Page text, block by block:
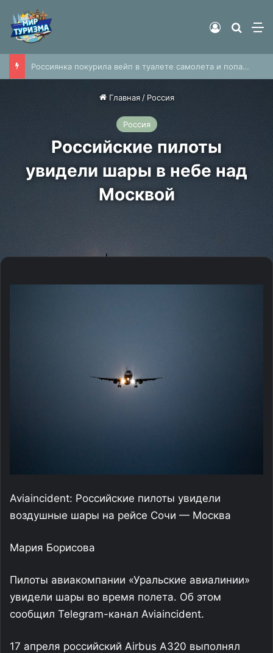
Найти
Войти
Россиянка покурила вейп в туалете самолета и попалась членам экипажа
Главная / Россия
Россия
Российские пилоты
увидели шары в небе над
Москвой
Aviaincident: Российские пилоты увидели
воздушные шары на рейсе Сочи — Москва
Мария Борисова
Пилоты авиакомпании «Уральские авиалинии»
увидели шары во время полета. Об этом
сообщил Telegram-канал Aviaincident.
17 апреля российский Airbus А320 выполнял